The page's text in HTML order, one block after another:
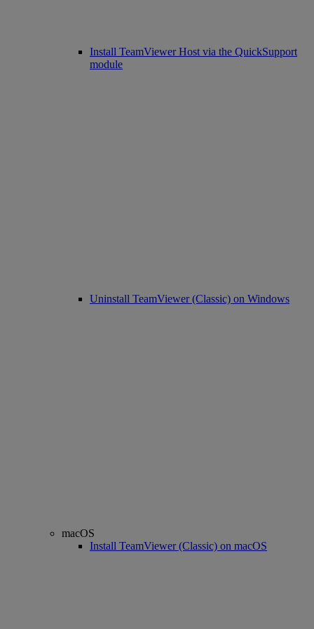
Install TeamViewer Host via the QuickSupport
module
Uninstall TeamViewer (Classic) on Windows
macOS
Install TeamViewer (Classic) on macOS